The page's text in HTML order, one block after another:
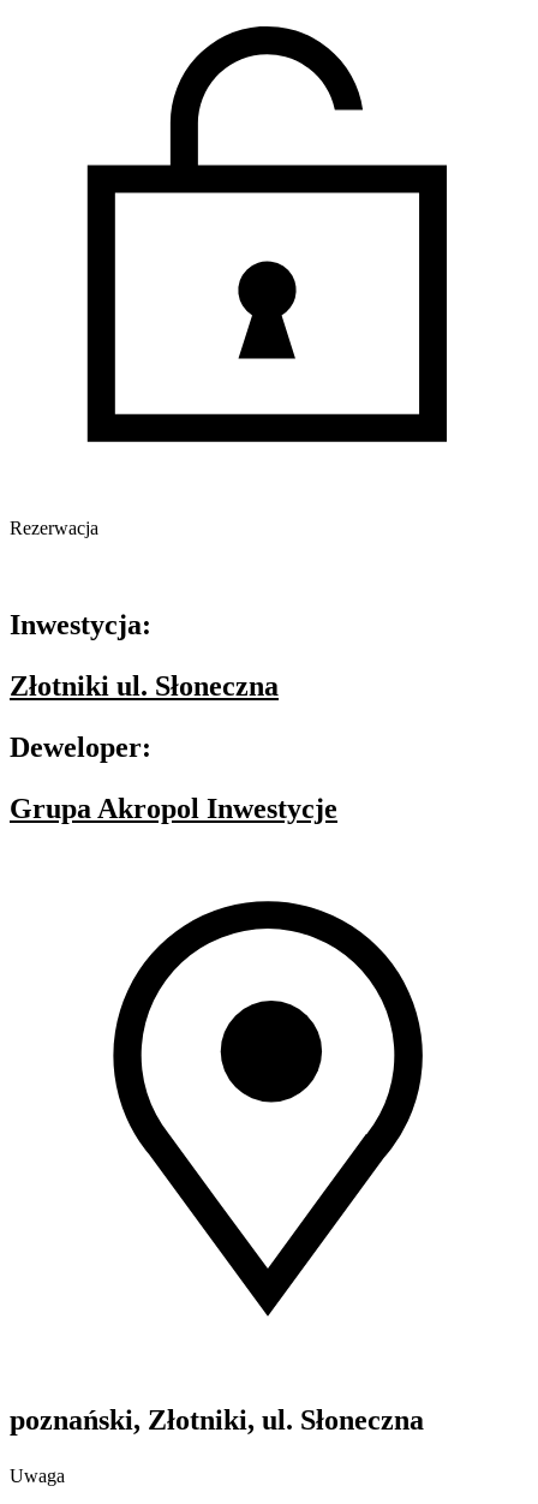
Rezerwacja
Inwestycja:
Złotniki ul. Słoneczna
Deweloper:
Grupa Akropol Inwestycje
poznański, Złotniki, ul. Słoneczna
Uwaga